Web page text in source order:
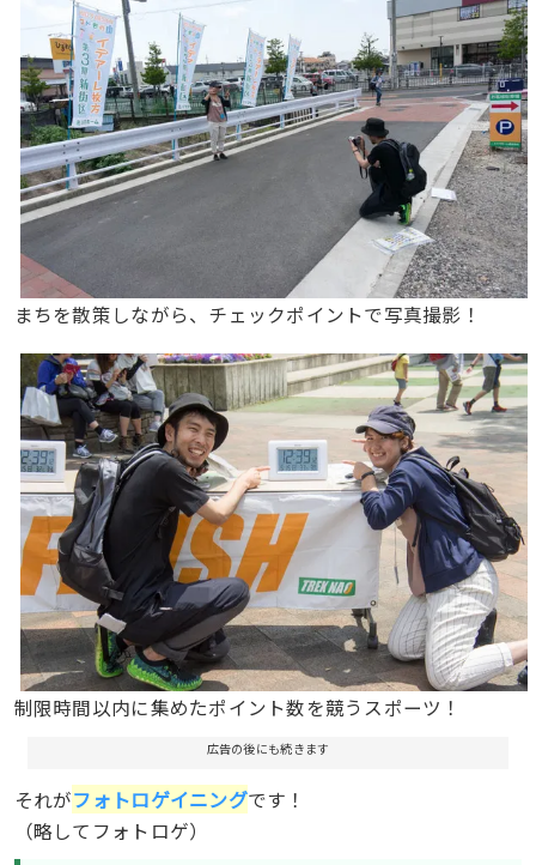
まちを散策しながら、チェックポイントで写真撮影！
制限時間以内に集めたポイント数を競うスポーツ！
広告の後にも続きます
それがフォトロゲイニングです！
（略してフォトロゲ）